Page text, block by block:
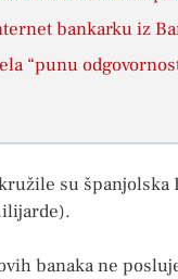
bankarku iz
“punu
su španjolska
banaka ne